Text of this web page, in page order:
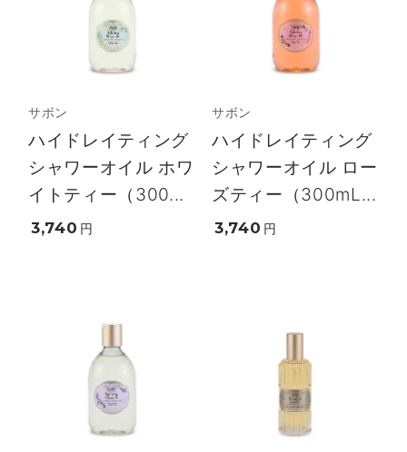
サボン
ハイドレイティング
シャワーオイル ホワ
イトティー（300...
3,740 円
サボン
ハイドレイティング
シャワーオイル ロー
ズティー（300mL...
3,740 円